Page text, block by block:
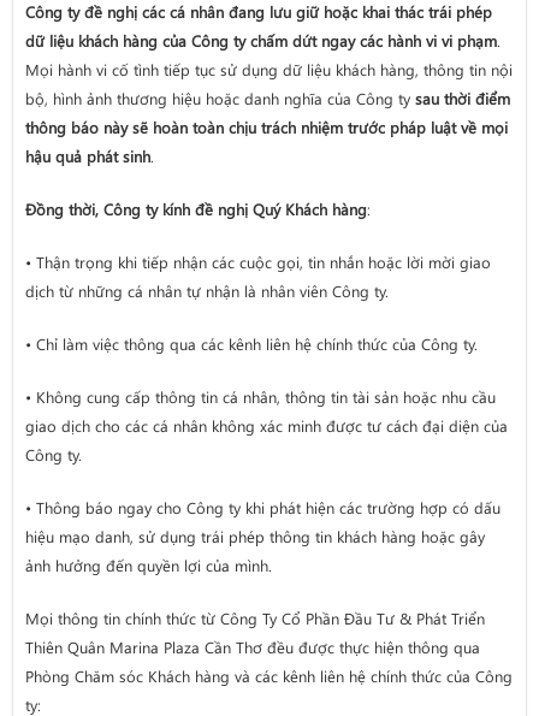
Công ty đề nghị các cá nhân đang lưu giữ hoặc khai thác trái phép
dữ liệu khách hàng của Công ty chấm dứt ngay các hành vi vi phạm.
Mọi hành vi cố tình tiếp tục sử dụng dữ liệu khách hàng, thông tin nội
bộ, hình ảnh thương hiệu hoặc danh nghĩa của Công ty sau thời điểm
thông báo này sẽ hoàn toàn chịu trách nhiệm trước pháp luật về mọi
hậu quả phát sinh.
Đồng thời, Công ty kính đề nghị Quý Khách hàng:
• Thận trọng khi tiếp nhận các cuộc gọi, tin nhắn hoặc lời mời giao
dịch từ những cá nhân tự nhận là nhân viên Công ty.
• Chỉ làm việc thông qua các kênh liên hệ chính thức của Công ty.
• Không cung cấp thông tin cá nhân, thông tin tài sản hoặc nhu cầu
giao dịch cho các cá nhân không xác minh được tư cách đại diện của
Công ty.
• Thông báo ngay cho Công ty khi phát hiện các trường hợp có dấu
hiệu mạo danh, sử dụng trái phép thông tin khách hàng hoặc gây
ảnh hưởng đến quyền lợi của mình.
Mọi thông tin chính thức từ Công Ty Cổ Phần Đầu Tư & Phát Triển
Thiên Quân Marina Plaza Cần Thơ đều được thực hiện thông qua
Phòng Chăm sóc Khách hàng và các kênh liên hệ chính thức của Công
ty: